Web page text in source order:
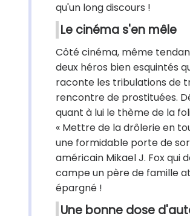
qu'un long discours !
Le cinéma s'en mêle
Côté cinéma, même
deux héros bien esquintés
raconte les tribulations de
rencontre de prostituées.
quant à lui le thème de la
« Mettre de la drôlerie en
une formidable porte de
américain Mikael J. Fox qui
campe un père de famille
épargné !
Une bonne dose